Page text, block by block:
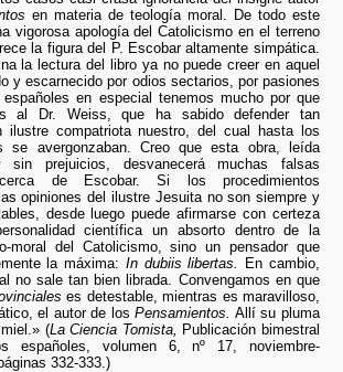
en materia de teología moral. De todo este
vigorosa apología del Catolicismo en el terreno
la figura del P. Escobar altamente simpática.
la lectura del libro ya no puede creer en aquel
y escarnecido por odios sectarios, por pasiones
en especial tenemos mucho por que
al Dr. Weiss, que ha sabido defender tan
ilustre compatriota nuestro, del cual hasta los
se avergonzaban. Creo que esta obra, leída
sin prejuicios, desvanecerá muchas falsas
de Escobar. Si los procedimientos
opiniones del ilustre Jesuita no son siempre y
desde luego puede afirmarse con certeza
científica un absorto dentro de la
moral del Catolicismo, sino un pensador que
la máxima: In dubiis libertas.
En cambio,
no sale tan bien librada. Convengamos en que
es detestable, mientras es maravilloso,
el autor de losPensamientos. Allí su pluma
(La Ciencia Tomista, Publicación bimestral
españoles, volumen 6, nº 17, noviembre-
332-333.)